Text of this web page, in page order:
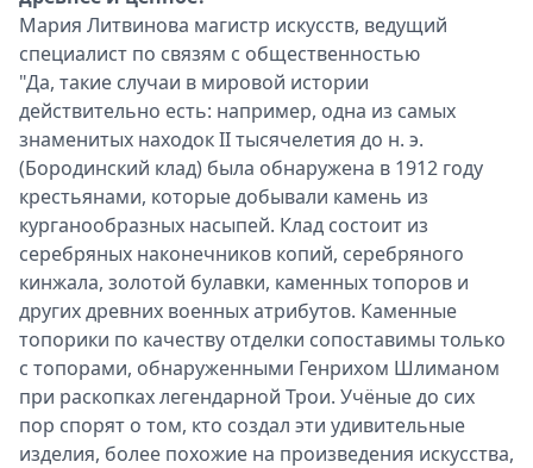
Мария Литвинова магистр искусств, ведущий
специалист по связям с общественностью
"Да, такие случаи в мировой истории
действительно есть: например, одна из самых
знаменитых находок II тысячелетия до н. э.
(Бородинский клад) была обнаружена в 1912 году
крестьянами, которые добывали камень из
курганообразных насыпей. Клад состоит из
серебряных наконечников копий, серебряного
кинжала, золотой булавки, каменных топоров и
других древних военных атрибутов. Каменные
топорики по качеству отделки сопоставимы только
с топорами, обнаруженными Генрихом Шлиманом
при раскопках легендарной Трои. Учёные до сих
пор спорят о том, кто создал эти удивительные
изделия, более похожие на произведения искусства,